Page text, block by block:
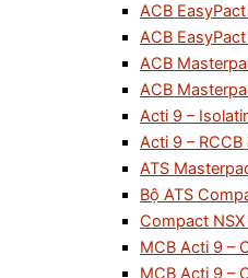
ACB
ACB
ACB
ACB
Acti 9 –
Acti 9 – RCCB
ATS
Bộ ATS
Compact
MCB Acti 9 –
MCB Acti 9 –